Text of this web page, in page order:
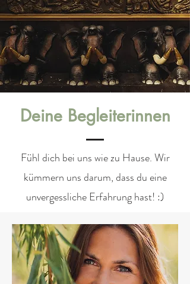
Deine Begleiterinnen
Fühl dich bei uns wie zu Hause. Wir
kümmern uns darum, dass du eine
unvergessliche Erfahrung hast! :)